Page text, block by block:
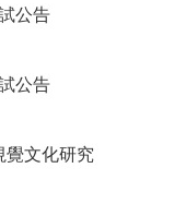
公告
公告
文化研究